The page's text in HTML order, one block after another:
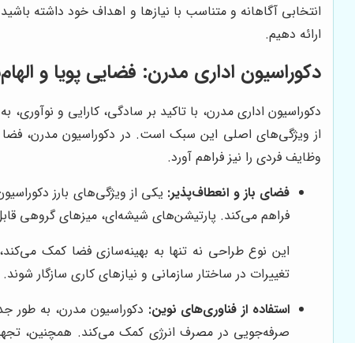
انتخابی آگاهانه و متناسب با نیازها و اهداف خود داشته
ارائه دهیم.
دکوراسیون اداری مدرن: فضایی پویا و
دکوراسیون اداری مدرن، با تاکید بر سادگی، کارایی و
از ویژگی‌های اصلی این سبک است. در دکوراسیون مدرن، فضا
وظایف فردی را نیز فراهم آورد.
فضای باز و انعطاف‌پذیر: یکی از ویژگی‌های بارز
فراهم می‌کند. پارتیشن‌های شیشه‌ای، میزهای گروهی
این نوع طراحی نه تنها به بهینه‌سازی فضا کمک
تغییرات در ساختار سازمانی و نیازهای کاری سازگار شوند.
استفاده از فناوری‌های نوین: دکوراسیون مدرن، به طور
صرفه‌جویی در مصرف انرژی کمک می‌کند. همچنین،